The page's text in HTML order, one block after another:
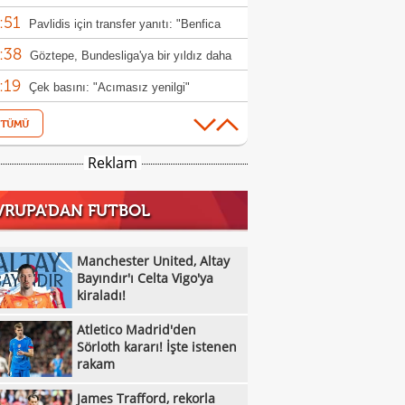
Pavlidis için transfer yanıtı: "Benfica
çok önemli"
Göztepe, Bundesliga'ya bir yıldız daha
hazırlanıyor!
Çek basını: "Acımasız yenilgi"
Vlahovic için karar haftası: Beşiktaş
yanıt bekliyor
Fenerbahçe'den Martinelli hamlesi
Yazarlardan Beşiktaş yorumları
masadaki rakam
Mauro Icardi'den Galatasaray'ın teklifine
Beşiktaş'ın galibiyeti sonrası ülke
son durum
İşte Konferans Ligi'nde gecenin sonuçları
Mauro Icardi'ye yeni talip
Reklam
FUTBOL
Manchester United, Altay
Bayındır'ı Celta Vigo'ya
kiraladı!
Atletico Madrid'den
Sörloth kararı! İşte istenen
rakam
James Trafford, rekorla